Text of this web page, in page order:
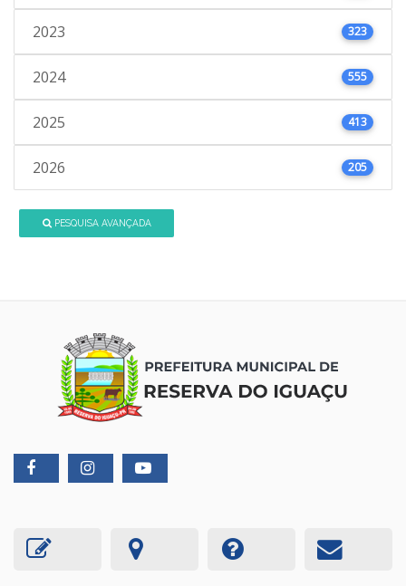
2023 323
2024 555
2025 413
2026 205
PESQUISA AVANÇADA